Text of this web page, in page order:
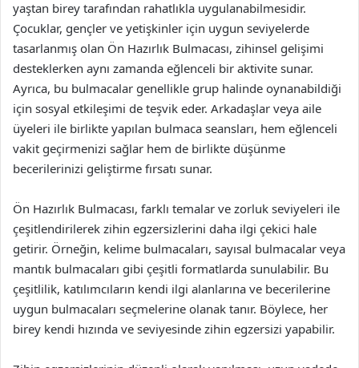
yaştan birey tarafından rahatlıkla uygulanabilmesidir.
Çocuklar, gençler ve yetişkinler için uygun seviyelerde
tasarlanmış olan Ön Hazırlık Bulmacası, zihinsel gelişimi
desteklerken aynı zamanda eğlenceli bir aktivite sunar.
Ayrıca, bu bulmacalar genellikle grup halinde oynanabildiği
için sosyal etkileşimi de teşvik eder. Arkadaşlar veya aile
üyeleri ile birlikte yapılan bulmaca seansları, hem eğlenceli
vakit geçirmenizi sağlar hem de birlikte düşünme
becerilerinizi geliştirme fırsatı sunar.
Ön Hazırlık Bulmacası, farklı temalar ve zorluk seviyeleri ile
çeşitlendirilerek zihin egzersizlerini daha ilgi çekici hale
getirir. Örneğin, kelime bulmacaları, sayısal bulmacalar veya
mantık bulmacaları gibi çeşitli formatlarda sunulabilir. Bu
çeşitlilik, katılımcıların kendi ilgi alanlarına ve becerilerine
uygun bulmacaları seçmelerine olanak tanır. Böylece, her
birey kendi hızında ve seviyesinde zihin egzersizi yapabilir.